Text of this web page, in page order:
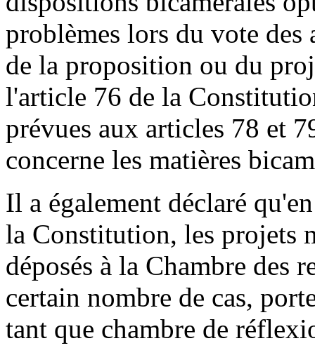
problèmes lors du vote
de la proposition ou du
l'article 76 de la
prévues aux articles 78 et
concerne les matières
Il a également déclaré
la Constitution, les projets
déposés à la Chambre des
certain nombre de cas,
tant que chambre de